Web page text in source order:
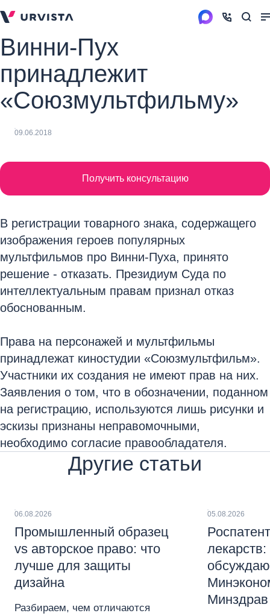
Винни-Пух
принадлежит
«Союзмультфильму»
09.06.2018
Получить консультацию
В регистрации товарного знака, содержащего
изображения героев популярных
мультфильмов про Винни-Пуха, принято
решение - отказать. Президиум Суда по
интеллектуальным правам признал отказ
обоснованным.
Права на персонажей и мультфильмы
принадлежат киностудии «Союзмультфильм».
Участники их создания не имеют прав на них.
Заявления о том, что в обозначении, поданном
на регистрацию, используются лишь рисунки и
эскизы признаны неправомочными,
необходимо согласие правообладателя.
Другие статьи
06.08.2026
Промышленный образец
vs авторское право: что
лучше для защиты
дизайна
Разбираем, чем отличаются
05.08.2026
лекарств:
Минздрав